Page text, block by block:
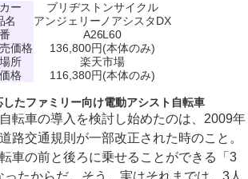
ー
ブリヂストンサイクル
名
アンジェリーノアシスタDX
A26L60
価格
136,800円(本体のみ)
所
楽天市場
格
116,380円(本体のみ)
たファミリー向け電動アシスト自転車
転車の導入を検討し始めたのは、2009年
路交通規則が一部改正された時のこと。
車の前と後ろに乗せることができる「3
ったからだ。そう、実はそれまでは、3人